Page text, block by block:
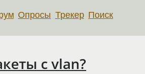
Опросы Трекер Поиск
с vlan?